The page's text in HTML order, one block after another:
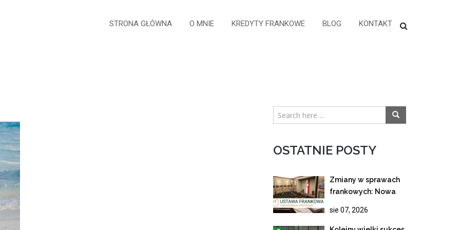
STRONA GŁÓWNA O MNIE KREDYTY FRANKOWE BLOG KONTAKT
OSTATNIE POSTY
Zmiany w sprawach
frankowych: Nowa
spłatę rat z mocy
prawa!
sie 07, 2026